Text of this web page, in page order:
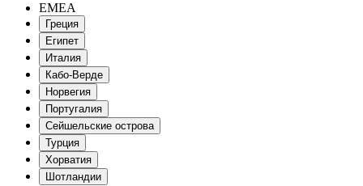
EMEA
Греция
Египет
Италия
Кабо-Верде
Норвегия
Португалия
Сейшельские острова
Турция
Хорватия
Шотландии